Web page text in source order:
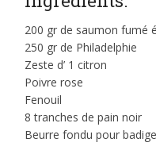
200 gr de saumon fumé
250 gr de Philadelphie
Zeste d’ 1 citron
Poivre rose
Fenouil
8 tranches de pain noir
Beurre fondu pour